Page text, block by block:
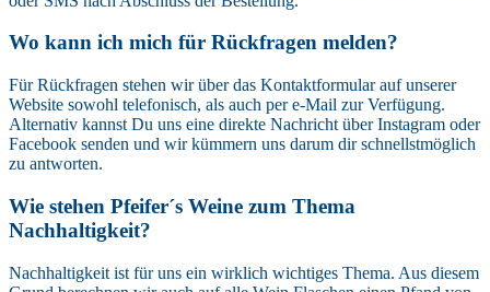
Wo kann ich mich für Rückfragen melden?
Für Rückfragen stehen wir über das Kontaktformular auf unserer
Website sowohl telefonisch, als auch per e-Mail zur Verfügung.
Alternativ kannst Du uns eine direkte Nachricht über Instagram oder
Facebook senden und wir kümmern uns darum dir schnellstmöglich
zu antworten.
Wie stehen Pfeifer´s Weine zum Thema
Nachhaltigkeit?
Nachhaltigkeit ist für uns ein wirklich wichtiges Thema. Aus diesem